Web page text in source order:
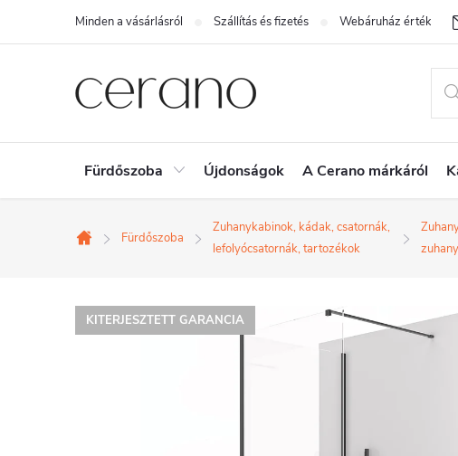
tartalomhoz
Minden a vásárlásról Szállítás és fizetés Webáruház értékelése
Fürdőszoba Újdonságok A Cerano márkáról
Kezdőlap
Fürdőszoba
Zuhanykabinok, kádak, csatornák,
lefolyócsatornák, tartozékok
KITERJESZTETT GARANCIA